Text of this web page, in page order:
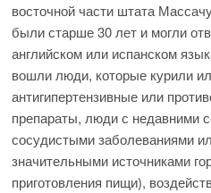
восточной части штата
были старше 30 лет и могли
английском или испанском
вошли люди, которые курили
антигипертензивные или
препараты, люди с недавними
сосудистыми заболеваниями
значительными источниками
приготовления пищи),